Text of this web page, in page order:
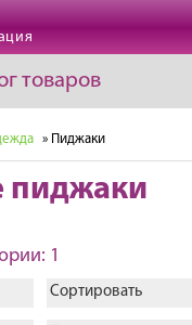
товаров
» Пиджаки
пиджаки
1
Сортировать